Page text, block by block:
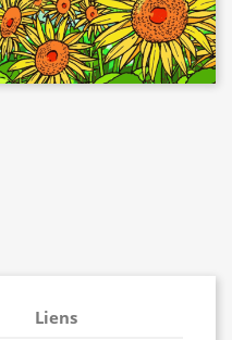
Liens